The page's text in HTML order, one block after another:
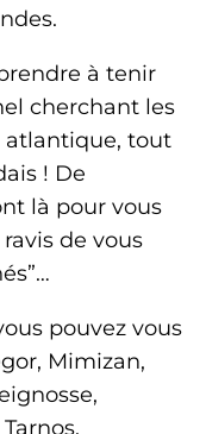
à tenir
cherchant les
atlantique, tout
! De
là pour vous
de vous
pouvez vous
Mimizan,